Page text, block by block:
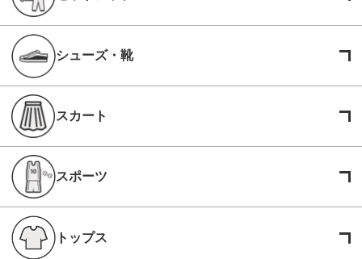
シューズ・靴
スカート
スポーツ
トップス